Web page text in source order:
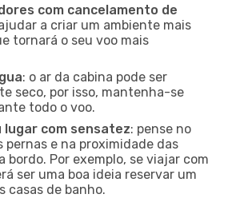
com cancelamento de
a criar um ambiente mais
tornará o seu voo mais
: o ar da cabina pode ser
seco, por isso, mantenha-se
todo o voo.
lugar com sensatez: pense no
pernas e na proximidade das
bordo. Por exemplo, se viajar com
ser uma boa ideia reservar um
casas de banho.